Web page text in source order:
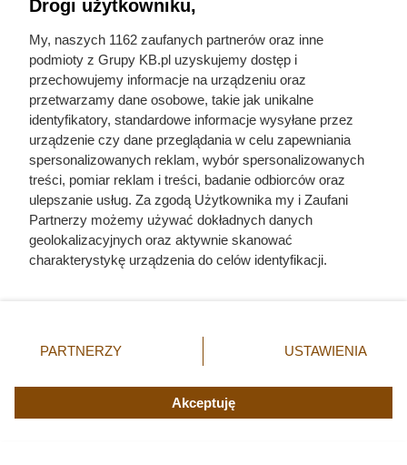
Sprowadzał prostytutki na Wawel, byle uciec
przed starszą o 30 lat Anną. Ten polski król był
wielką porażką
Nigdy wcześniej nikt nie widział monarchy w
takim stanie. Śmierć pierwszej żony złamała
polskiego króla
Drogi użytkowniku,
My, naszych 1162 zaufanych partnerów oraz inne
podmioty z Grupy KB.pl uzyskujemy dostęp i
przechowujemy informacje na urządzeniu oraz
przetwarzamy dane osobowe, takie jak unikalne
identyfikatory, standardowe informacje wysyłane przez
urządzenie czy dane przeglądania w celu zapewniania
spersonalizowanych reklam, wybór spersonalizowanych
treści, pomiar reklam i treści, badanie odbiorców oraz
ulepszanie usług. Za zgodą Użytkownika my i Zaufani
Partnerzy możemy używać dokładnych danych
geolokalizacyjnych oraz aktywnie skanować
charakterystykę urządzenia do celów identyfikacji.
zmienić/wycofać klikając przycisk ustawień prywatności
znajdujący się w lewym dolnym rogu strony. Niektóre
użytkownika, ale masz prawo sprzeciwić się takiemu
przetwarzaniu. Preferencje będą miały zastosowania tylko
PARTNERZY USTAWIENIA
Akceptuję